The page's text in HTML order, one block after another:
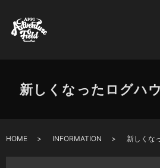
新しくなったログハ
HOME INFORMATION 新しくな